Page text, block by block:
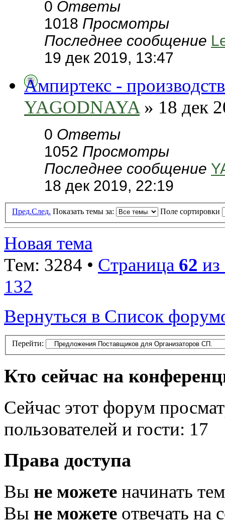
0 Ответы
1018 Просмотры
Последнее сообщение
19 дек 2019, 13:47
Ампиртекс -
YAGODNAYA» 18 дек
0 Ответы
1052 Просмотры
Последнее сообщение
18 дек 2019, 22:19
Пред.След. Показать темы за: Поле сортировки
Новая тема
Тем: 3284 • Страница 62 из
132
Вернуться в Список
Перейти:
Кто сейчас на
Сейчас этот форум
пользователей и гости: 17
Права доступа
Вы не можете начинать
Вы не можете отвечать на